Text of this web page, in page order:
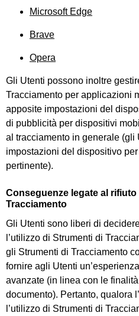
Microsoft Edge
Brave
Opera
Gli Utenti possono inoltre
Tracciamento per applicazioni
apposite impostazioni del
di pubblicità per dispositivi
al tracciamento in generale
impostazioni del dispositivo
pertinente).
Conseguenze legate al
Tracciamento
Gli Utenti sono liberi di
l’utilizzo di Strumenti di
gli Strumenti di Tracciamento
fornire agli Utenti
avanzate (in linea con le
documento). Pertanto, qualora
l’utilizzo di Strumenti di